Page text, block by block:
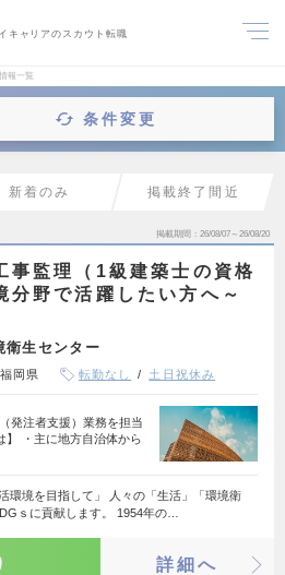
キャリアのスカウト転職
報一覧
条件変更
新着のみ 掲載終了間近
掲載期間 26/08/07～26/08/20
事監理（1級建築士の資格
分野で活躍したい方へ～
衛生センター
福岡県 転勤なし 土日祝休み
発注者支援）業務を担当
】 ・主に地方自治体から
環境を目指して」 人々の「生活」「環境衛
ｓに貢献します。 1954年の…
詳細へ